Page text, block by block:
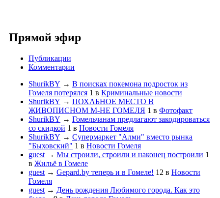
Прямой эфир
Публикации
Комментарии
ShurikBY → В поисках покемона подросток из
Гомеля потерялся 1 в Криминальные новости
ShurikBY → ПОХАБНОЕ МЕСТО В
ЖИВОПИСНОМ М-НЕ ГОМЕЛЯ 1 в Фотофакт
ShurikBY → Гомельчанам предлагают закодироваться
со скидкой 1 в Новости Гомеля
ShurikBY → Супермаркет "Алми" вместо рынка
"Быховский" 1 в Новости Гомеля
guest → Мы строили, строили и наконец построили 1
в Жильё в Гомеле
guest → Gepard.by теперь и в Гомеле! 12 в Новости
Гомеля
guest → День рождения Любимого города. Как это